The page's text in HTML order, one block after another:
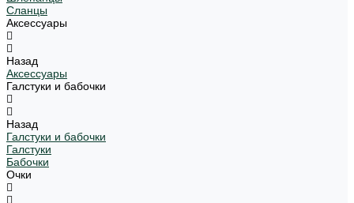
Сланцы
Аксессуары
Назад
Аксессуары
Галстуки и бабочки
Назад
Галстуки и бабочки
Галстуки
Бабочки
Очки